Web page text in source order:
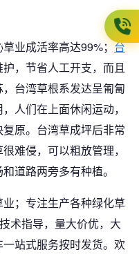
业成活率高达99%；台
，节省人工开支，而且
台湾草根系发达呈匍匐
人们在上面休闲运动，
原。台湾草成坪后非常
难侵，可以粗放管理，
道路两旁多有种植。
；专注生产各种绿化草
术指导，量大价优，大
站式服务按时发货。欢